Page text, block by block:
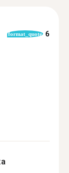
format_quote 6